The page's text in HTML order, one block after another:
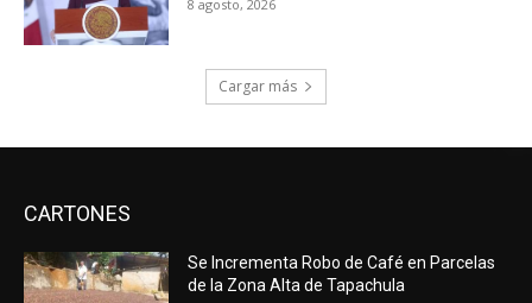
8 agosto, 2026
Cargar más
CARTONES
Se Incrementa Robo de Café en Parcelas
de la Zona Alta de Tapachula